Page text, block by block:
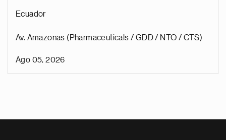
Ecuador
Av. Amazonas (Pharmaceuticals / GDD / NTO / CTS)
Ago 05, 2026